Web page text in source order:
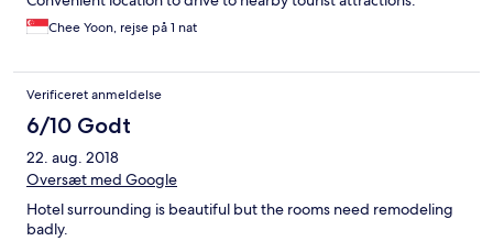
Chee Yoon, rejse på 1 nat
Verificeret anmeldelse
6/10 Godt
22. aug. 2018
Oversæt med Google
Hotel surrounding is beautiful but the rooms need remodeling
badly.